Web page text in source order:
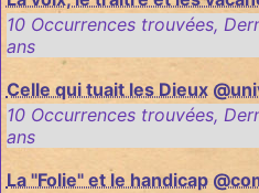
10 Occurrences trouvées,
ans
Celle qui tuait les Dieux
10 Occurrences trouvées,
ans
La "Folie" et le handicap